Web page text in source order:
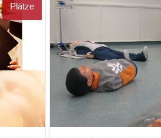
Plätze